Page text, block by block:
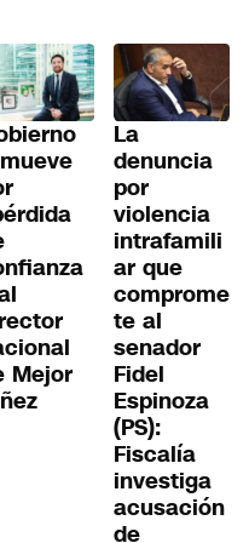
Mejor
La
denuncia
por
violencia
intrafamili
ar que
comprome
te al
senador
Fidel
Espinoza
(PS):
Fiscalía
investiga
acusación
de